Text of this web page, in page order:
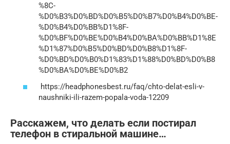
%8C-
%D0%B3%D0%BD%D0%B5%D0%B7%D0%B4%D0%BE-
%D0%B4%D0%BB%D1%8F-
%D0%BF%D0%BE%D0%B4%D0%BA%D0%BB%D1%8E
%D1%87%D0%B5%D0%BD%D0%B8%D1%8F-
%D0%BD%D0%B0%D1%83%D1%88%D0%BD%D0%B8
%D0%BA%D0%BE%D0%B2
https://headphonesbest.ru/faq/chto-delat-esli-v-
naushniki-ili-razem-popala-voda-12209
Расскажем, что делать если постирал
телефон в стиральной машине…